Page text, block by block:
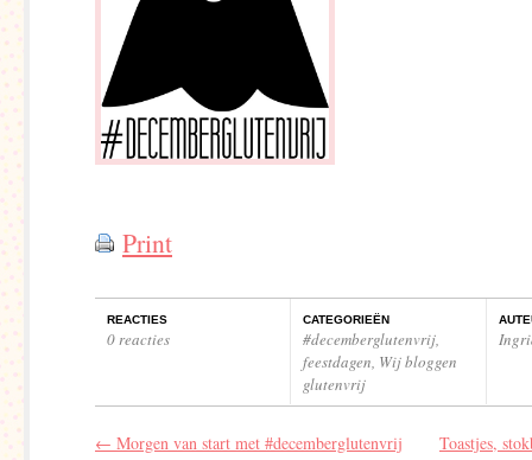
Print
REACTIES
0 reacties
CATEGORIEËN
#decemberglutenvrij,
feestdagen, Wij bloggen
glutenvrij
← Morgen van start met #decemberglutenvrij Toastjes,